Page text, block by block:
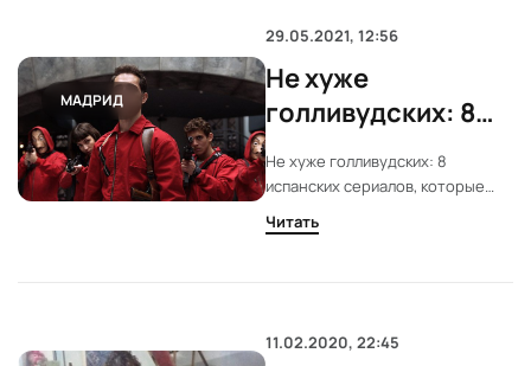
МАДРИД
29.05.2021, 12:56
Не хуже
голливудских: 8
испанских
сериалов,
которые свели с
Не хуже голливудских: 8
испанских сериалов, которые
свели с ума зрителей
Читать
11.02.2020, 22:45